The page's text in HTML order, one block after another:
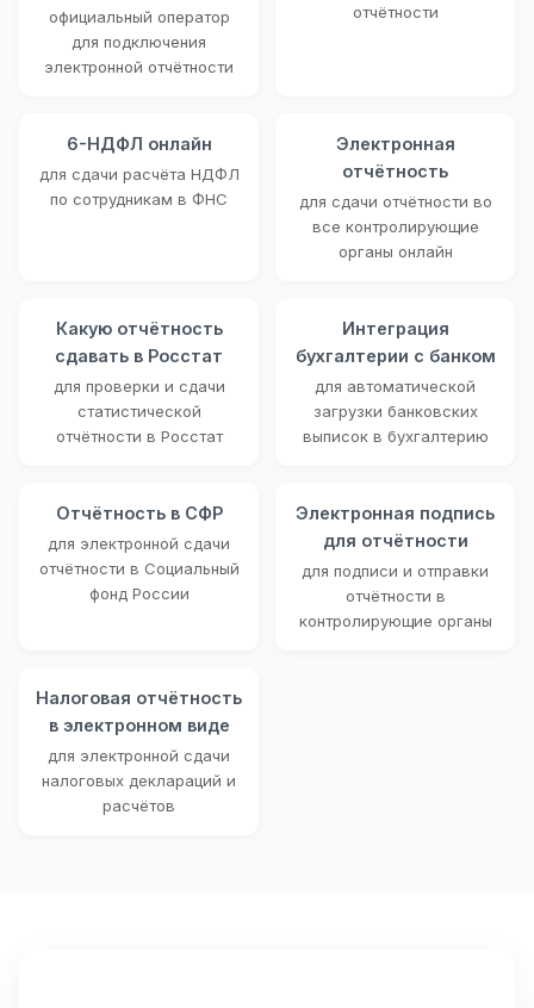
официальный оператор
для подключения
электронной отчётности
отчётности
6-НДФЛ онлайн
для сдачи расчёта НДФЛ
по сотрудникам в ФНС
Электронная
отчётность
для сдачи отчётности во
все контролирующие
органы онлайн
Какую отчётность
сдавать в Росстат
для проверки и сдачи
статистической
отчётности в Росстат
Интеграция
бухгалтерии с банком
для автоматической
загрузки банковских
выписок в бухгалтерию
Отчётность в СФР
для электронной сдачи
отчётности в Социальный
фонд России
Электронная подпись
для отчётности
для подписи и отправки
отчётности в
контролирующие органы
Налоговая отчётность
в электронном виде
для электронной сдачи
налоговых деклараций и
расчётов